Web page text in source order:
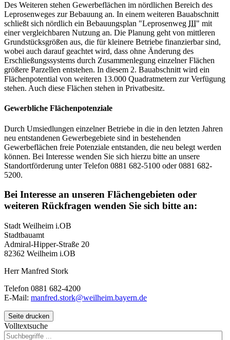
Des Weiteren stehen Gewerbeflächen im nördlichen Bereich des
Leprosenweges zur Bebauung an. In einem weiteren Bauabschnitt
schließt sich nördlich ein Bebauungsplan "Leprosenweg III" mit
einer vergleichbaren Nutzung an. Die Planung geht von mittleren
Grundstücksgrößen aus, die für kleinere Betriebe finanzierbar sind,
wobei auch darauf geachtet wird, dass ohne Änderung des
Erschließungssystems durch Zusammenlegung einzelner Flächen
größere Parzellen entstehen. In diesem 2. Bauabschnitt wird ein
Flächenpotential von weiteren 13.000 Quadratmetern zur Verfügung
stehen. Auch diese Flächen stehen in Privatbesitz.
Gewerbliche Flächenpotenziale
Durch Umsiedlungen einzelner Betriebe in die in den letzten Jahren
neu entstandenen Gewerbegebiete sind in bestehenden
Gewerbeflächen freie Potenziale entstanden, die neu belegt werden
können. Bei Interesse wenden Sie sich hierzu bitte an unsere
Standortförderung unter Telefon 0881 682-5100 oder 0881 682-
5200.
Bei Interesse an unseren Flächengebieten oder
weiteren Rückfragen wenden Sie sich bitte an:
Stadt Weilheim i.OB
Stadtbauamt
Admiral-Hipper-Straße 20
82362 Weilheim i.OB
Herr Manfred Stork
Telefon 0881 682-4200
E-Mail: manfred.stork@weilheim.bayern.de
Seite drucken
Volltextsuche